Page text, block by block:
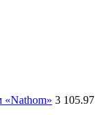
«Nathom» 3 105.97